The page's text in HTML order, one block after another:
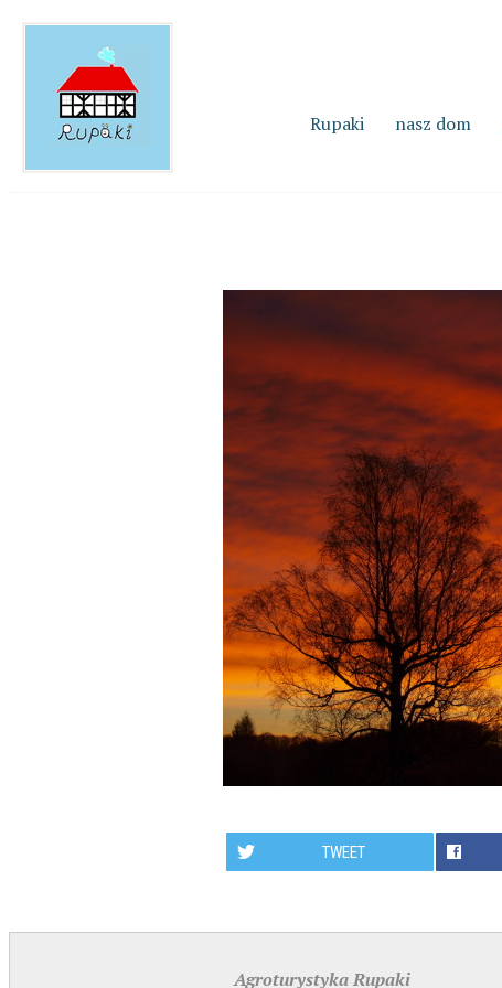
Rupaki nasz dom
TWEET
Agroturystyka Rupaki